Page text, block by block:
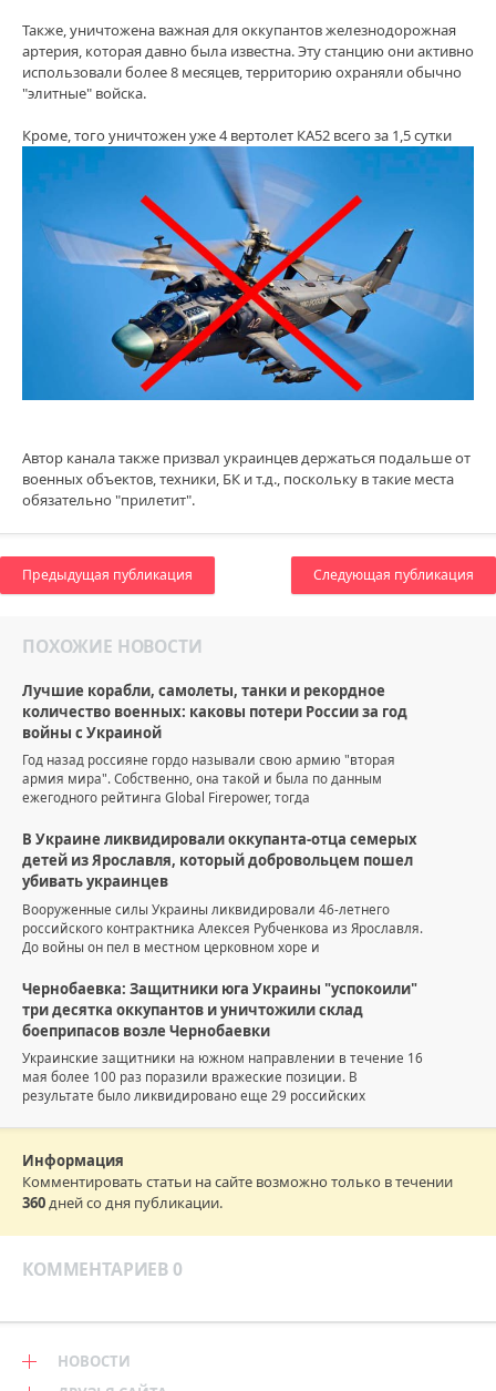
Также, уничтожена важная для оккупантов железнодорожная
артерия, которая давно была известна. Эту станцию они активно
использовали более 8 месяцев, территорию охраняли обычно
"элитные" войска.
Кроме, того уничтожен уже 4 вертолет КА52 всего за 1,5 сутки
Автор канала также призвал украинцев держаться подальше от
военных объектов, техники, БК и т.д., поскольку в такие места
обязательно "прилетит".
Предыдущая публикация Следующая публикация
ПОХОЖИЕ НОВОСТИ
Лучшие корабли, самолеты, танки и рекордное
количество военных: каковы потери России за год
войны с Украиной
Год назад россияне гордо называли свою армию "вторая
армия мира". Собственно, она такой и была по данным
ежегодного рейтинга Global Firepower, тогда
В Украине ликвидировали оккупанта-отца семерых
детей из Ярославля, который добровольцем пошел
убивать украинцев
Вооруженные силы Украины ликвидировали 46-летнего
российского контрактника Алексея Рубченкова из Ярославля.
До войны он пел в местном церковном хоре и
Чернобаевка: Защитники юга Украины "успокоили"
три десятка оккупантов и уничтожили склад
боеприпасов возле Чернобаевки
Украинские защитники на южном направлении в течение 16
мая более 100 раз поразили вражеские позиции. В
результате было ликвидировано еще 29 российских
Информация
Комментировать статьи на сайте возможно только в течении
360дней со дня публикации.
КОММЕНТАРИЕВ 0
НОВОСТИ